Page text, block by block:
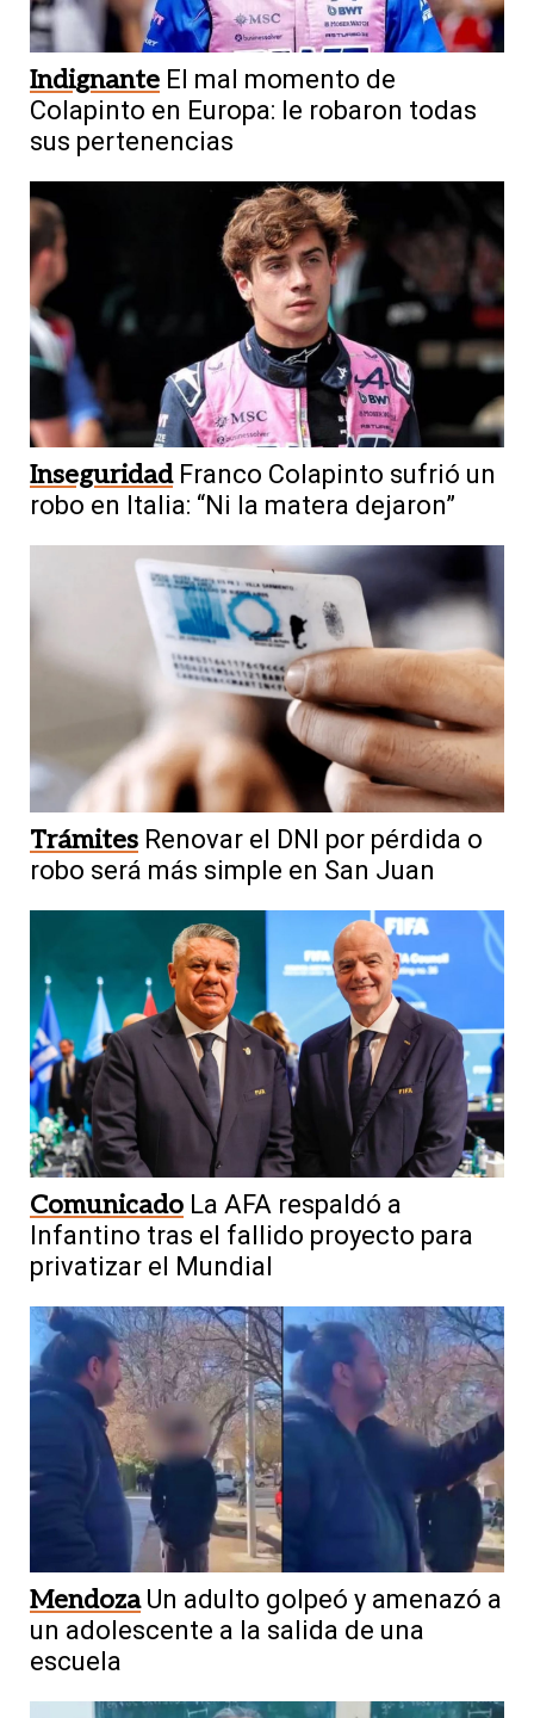
Indignante El mal momento de
Colapinto en Europa: le robaron todas
sus pertenencias
Inseguridad Franco Colapinto sufrió un
robo en Italia: “Ni la matera dejaron”
Trámites Renovar el DNI por pérdida o
robo será más simple en San Juan
Comunicado La AFA respaldó a
Infantino tras el fallido proyecto para
privatizar el Mundial
Mendoza Un adulto golpeó y amenazó a
un adolescente a la salida de una
escuela